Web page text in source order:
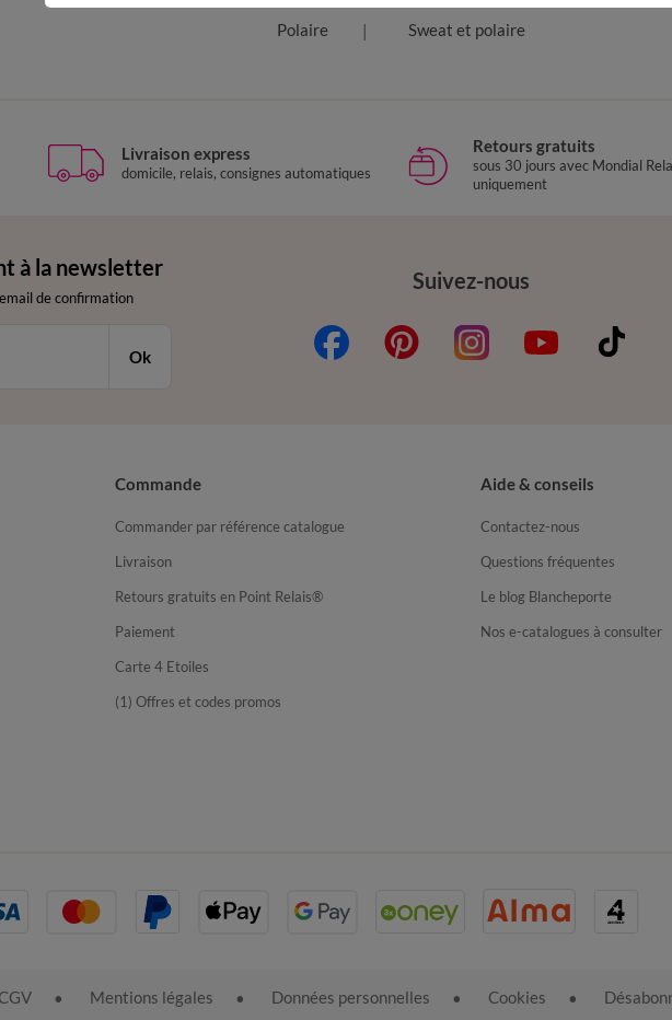
Polaire Sweat et polaire
Livraison express
domicile, relais, consignes automatiques
Retours gratuits
sous 30 jours avec Mondial
uniquement
à la newsletter
de confirmation
Ok
Suivez-nous
Commande
Commander par référence catalogue
Livraison
Retours gratuits en Point Relais®
Paiement
Carte 4 Etoiles
(1) Offres et codes promos
Aide & conseils
Contactez-nous
Questions fréquentes
Le blog Blancheporte
Nos e-catalogues à consulter
CGV Mentions légales Données personnelles Cookies